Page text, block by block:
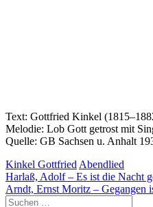
Text: Gottfried Kinkel
Melodie: Lob Gott getrost mit
Quelle: GB Sachsen u. Anhalt
Kinkel Gottfried Abendlied
Beitragsnavigation
Harlaß, Adolf – Es ist die Nacht
Arndt, Ernst Moritz – Gegangen